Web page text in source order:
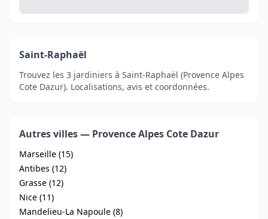
Saint-Raphaël
Trouvez les 3 jardiniers à Saint-Raphaël (Provence Alpes
Cote Dazur). Localisations, avis et coordonnées.
Autres villes — Provence Alpes Cote Dazur
Marseille (15)
Antibes (12)
Grasse (12)
Nice (11)
Mandelieu-La Napoule (8)